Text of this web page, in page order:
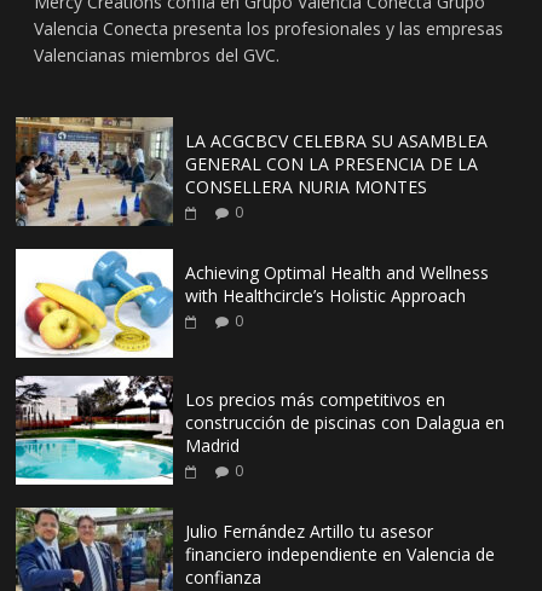
Valencia Conecta presenta los profesionales y las empresas
Valencianas miembros del GVC.
LA ACGCBCV CELEBRA SU ASAMBLEA
GENERAL CON LA PRESENCIA DE LA
CONSELLERA NURIA MONTES
0
Achieving Optimal Health and Wellness
with Healthcircle’s Holistic Approach
0
Los precios más competitivos en
construcción de piscinas con Dalagua en
Madrid
0
Julio Fernández Artillo tu asesor
financiero independiente en Valencia de
confianza